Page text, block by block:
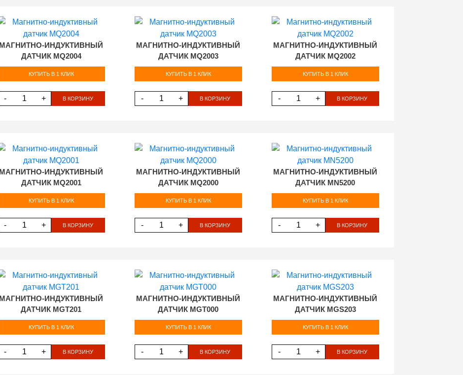
МАГНИТНО-ИНДУКТИВНЫЙ
ДАТЧИК MQ2004
КУПИТЬ В 1 КЛИК
- + В КОРЗИНУ
МАГНИТНО-ИНДУКТИВНЫЙ
ДАТЧИК MQ2003
КУПИТЬ В 1 КЛИК
- + В КОРЗИНУ
МАГНИТНО-ИНДУКТИВНЫЙ
ДАТЧИК MQ2002
КУПИТЬ В 1 КЛИК
- + В КОРЗИНУ
МАГНИТНО-ИНДУКТИВНЫЙ
ДАТЧИК MQ2001
КУПИТЬ В 1 КЛИК
- + В КОРЗИНУ
МАГНИТНО-ИНДУКТИВНЫЙ
ДАТЧИК MQ2000
КУПИТЬ В 1 КЛИК
- + В КОРЗИНУ
МАГНИТНО-ИНДУКТИВНЫЙ
ДАТЧИК MN5200
КУПИТЬ В 1 КЛИК
- + В КОРЗИНУ
МАГНИТНО-ИНДУКТИВНЫЙ
ДАТЧИК MGT201
КУПИТЬ В 1 КЛИК
- + В КОРЗИНУ
МАГНИТНО-ИНДУКТИВНЫЙ
ДАТЧИК MGT000
КУПИТЬ В 1 КЛИК
- + В КОРЗИНУ
МАГНИТНО-ИНДУКТИВНЫЙ
ДАТЧИК MGS203
КУПИТЬ В 1 КЛИК
- + В КОРЗИНУ